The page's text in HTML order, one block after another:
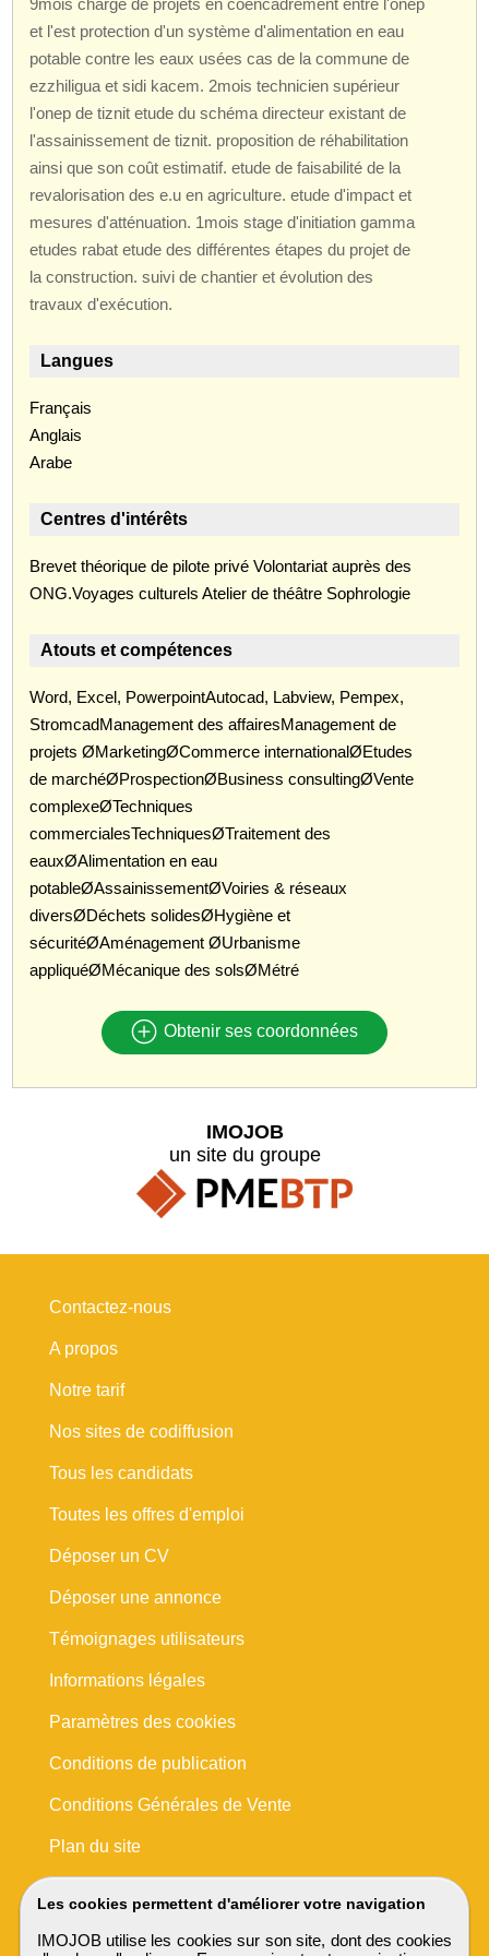
et l'est protection d'un système d'alimentation en eau
potable contre les eaux usées cas de la commune de
ezzhiligua et sidi kacem. 2mois technicien supérieur
l'onep de tiznit etude du schéma directeur existant de
l'assainissement de tiznit. proposition de réhabilitation
ainsi que son coût estimatif. etude de faisabilité de la
revalorisation des e.u en agriculture. etude d'impact et
mesures d'atténuation. 1mois stage d'initiation gamma
etudes rabat etude des différentes étapes du projet de
la construction. suivi de chantier et évolution des
travaux d'exécution.
Langues
Français
Anglais
Arabe
Centres d'intérêts
Brevet théorique de pilote privé Volontariat auprès des
ONG.Voyages culturels Atelier de théâtre Sophrologie
Atouts et compétences
Word, Excel, PowerpointAutocad, Labview, Pempex,
StromcadManagement des affairesManagement de
projets ØMarketingØCommerce internationalØEtudes
de marchéØProspectionØBusiness consultingØVente
complexeØTechniques
commercialesTechniquesØTraitement des
eauxØAlimentation en eau
potableØAssainissementØVoiries & réseaux
diversØDéchets solidesØHygiène et
sécuritéØAménagement ØUrbanisme
appliquéØMécanique des solsØMétré
Obtenir ses coordonnées
Les cookies permettent d'améliorer votre navigation
IMOJOB utilise les cookies sur son site, dont des cookies
IMOJOB
un site du groupe
Contactez-nous
A propos
Notre tarif
Nos sites de codiffusion
Tous les candidats
Toutes les offres d'emploi
Déposer un CV
Déposer une annonce
Témoignages utilisateurs
Informations légales
Paramètres des cookies
Conditions de publication
Conditions Générales de Vente
Plan du site